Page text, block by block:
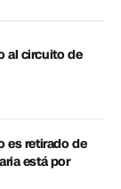
al circuito de
es retirado de
está por